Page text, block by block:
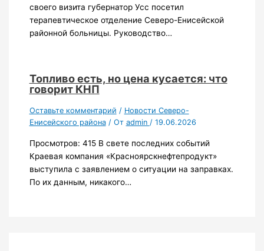
своего визита губернатор Усс посетил
терапевтическое отделение Северо-Енисейской
районной больницы. Руководство…
Топливо есть, но цена кусается: что
говорит КНП
Оставьте комментарий / Новости Северо-
Енисейского района/ От admin / 19.06.2026
Просмотров: 415 В свете последних событий
Краевая компания «Красноярскнефтепродукт»
выступила с заявлением о ситуации на заправках.
По их данным, никакого…